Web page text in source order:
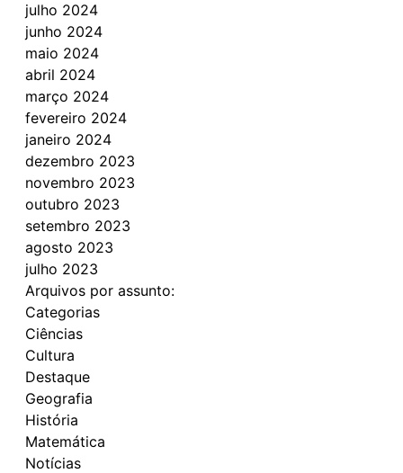
julho 2024
junho 2024
maio 2024
abril 2024
março 2024
fevereiro 2024
janeiro 2024
dezembro 2023
novembro 2023
outubro 2023
setembro 2023
agosto 2023
julho 2023
Arquivos por assunto:
Categorias
Ciências
Cultura
Destaque
Geografia
História
Matemática
Notícias